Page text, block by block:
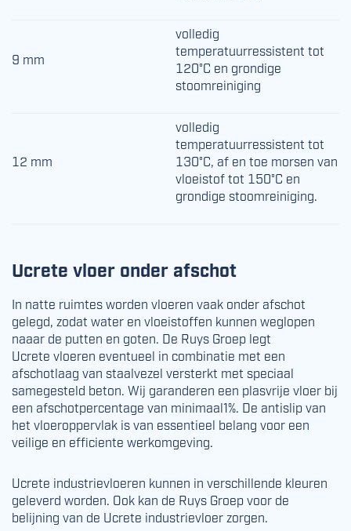
9 mm
volledig
temperatuurressistent tot
120°C en grondige
stoomreiniging
12 mm
volledig
temperatuurressistent tot
130°C, af en toe morsen van
vloeistof tot 150°C en
grondige stoomreiniging.
Ucrete vloer onder afschot
In natte ruimtes worden vloeren vaak onder afschot
gelegd, zodat water en vloeistoffen kunnen weglopen
naaar de putten en goten. De Ruys Groep legt
Ucrete vloeren eventueel in combinatie met een
afschotlaag van staalvezel versterkt met speciaal
samegesteld beton. Wij garanderen een plasvrije vloer bij
een afschotpercentage van minimaal1%. De antislip van
het vloeroppervlak is van essentieel belang voor een
veilige en efficiente werkomgeving.
Ucrete industrievloeren kunnen in verschillende kleuren
geleverd worden. Ook kan de Ruys Groep voor de
belijning van de Ucrete industrievloer zorgen.